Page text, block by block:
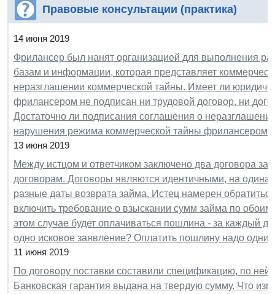
Правовые консультации (практика)
14 июня 2019
Фрилансер был нанят организацией для выполнения
базам и информации, которая представляет
неразглашении коммерческой тайны. Имеет ли
фрилансером не подписан ни трудовой договор, ни
Достаточно ли подписания соглашения о
нарушения режима коммерческой тайны фрилансером?
13 июня 2019
Между истцом и ответчиком заключено два договора
договорам. Договоры являются идентичными, на
разные даты возврата займа. Истец намерен
включить требование о взыскании сумм займа по
этом случае будет оплачиваться пошлина - за каждый
одно исковое заявление? Оплатить пошлину надо
11 июня 2019
По договору поставки составили спецификацию, по
Банковская гарантия выдана на твердую сумму. Что